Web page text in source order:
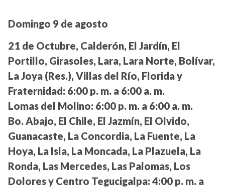
Domingo 9 de agosto
21 de Octubre, Calderón, El Jardín, El
Portillo, Girasoles, Lara, Lara Norte, Bolívar,
La Joya (Res.), Villas del Río, Florida y
Fraternidad: 6:00 p. m. a 6:00 a. m.
Lomas del Molino: 6:00 p. m. a 6:00 a. m.
Bo. Abajo, El Chile, El Jazmín, El Olvido,
Guanacaste, La Concordia, La Fuente, La
Hoya, La Isla, La Moncada, La Plazuela, La
Ronda, Las Mercedes, Las Palomas, Los
Dolores y Centro Tegucigalpa: 4:00 p. m. a